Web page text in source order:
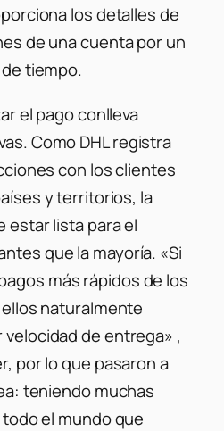
los detalles de
de una cuenta por un
tiempo.
el pago conlleva
Como DHL registra
con los clientes
y territorios, la
estar lista para el
que la mayoría. «Si
más rápidos de los
naturalmente
de entrega» ,
por lo que pasaron a
teniendo muchas
el mundo que